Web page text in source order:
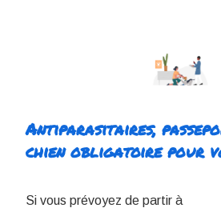
Antiparasitaires,
chien obligatoire pour
Si vous prévoyez de partir à